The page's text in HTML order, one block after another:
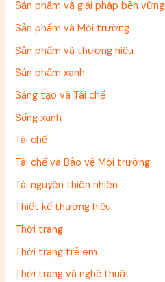
Sản phẩm và giải pháp bền vững
Sản phẩm và Môi trường
Sản phẩm và thương hiệu
Sản phẩm xanh
Sáng tạo và Tái chế
Sống xanh
Tái chế
Tái chế và Bảo vệ Môi trường
Tài nguyên thiên nhiên
Thiết kế thương hiệu
Thời trang
Thời trang trẻ em
Thời trang và nghệ thuật